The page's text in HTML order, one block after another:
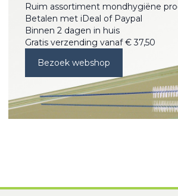
Ruim assortiment mondhygiëne
Betalen met iDeal of Paypal
Binnen 2 dagen in huis
Gratis verzending vanaf € 37,50
Bezoek webshop